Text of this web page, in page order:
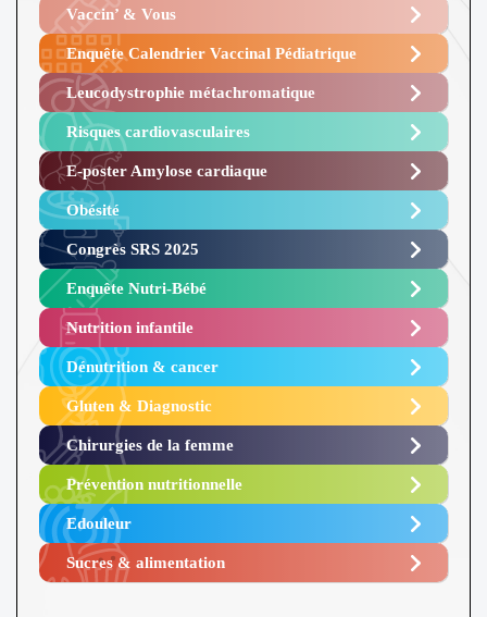
Vaccin’ & Vous
Enquête Calendrier Vaccinal Pédiatrique
Leucodystrophie métachromatique
Risques cardiovasculaires
E-poster Amylose cardiaque ​
Obésité ​
Congrès SRS 2025 ​
Enquête Nutri-Bébé ​
Nutrition infantile
Dénutrition & cancer
Gluten & Diagnostic
Chirurgies de la femme
Prévention nutritionnelle
Edouleur​
Sucres & alimentation​